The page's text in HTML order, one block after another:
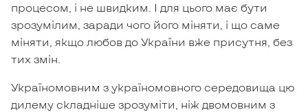
процесом, і не швидким. І для цього має бути
зрозумілим, заради чого його міняти, і що саме
міняти, якщо любов до України вже присутня, без
тих змін.
Україномовним з україномовного середовища цю
дилему складніше зрозуміти, ніж двомовним з